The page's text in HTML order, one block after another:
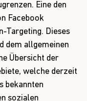
Eine den
Facebook
Targeting. Dieses
dem allgemeinen
Übersicht der
welche derzeit
bekannten
sozialen